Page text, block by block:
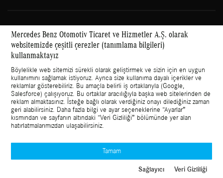
İletişime Geç
Sosyal medyada Mercedes-Benz Hafif Ticari Araçlar:
Bilgi Toplumu Hizmetleri
© 2023 Mercedes Benz Otomotiv Ticaret ve Hizmetler A.Ş.
Mercedes Benz Otomotiv Ticaret ve Hizmetler A.Ş. olarak
websitemizde çeşitli çerezler (tanımlama bilgileri)
kullanmaktayız
Böylelikle web sitemizi sürekli olarak geliştirmek ve sizin için en uygun
kullanımını sağlamak istiyoruz. Ayrıca size kullanıma dayalı içerikler ve
reklamlar gösterebiliriz. Bu amaçla belirli iş ortaklarıyla (Google,
Salesforce) çalışıyoruz. Bu ortaklar aracılığıyla başka web sitelerinden de
reklam almaktasınız. İsteğe bağlı olarak verdiğiniz onayı dilediğiniz zaman
geri alabilirsiniz. Daha fazla bilgi ve ayar seçeneklerine “Ayarlar”
kısmından ve sayfanın altındaki “Veri Gizliliği” bölümünde yer alan
hatırlatmalarımızdan ulaşabilirsiniz.
Tamam
Sağlayıcı Veri Gizliliği